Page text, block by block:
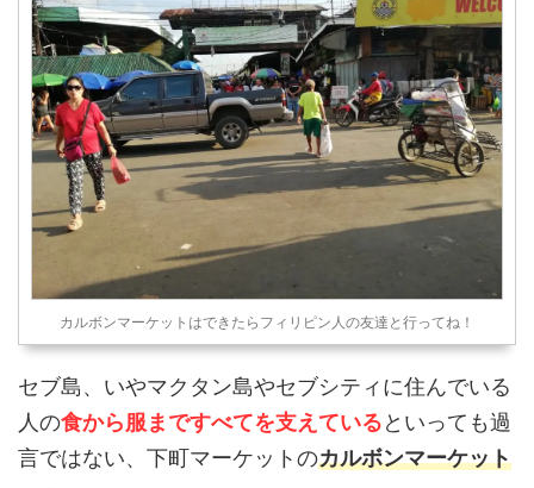
カルボンマーケットはできたらフィリピン人の友達と行ってね！
セブ島、いやマクタン島やセブシティに住んでいる
人の食から服まですべてを支えているといっても過
言ではない、下町マーケットのカルボンマーケット